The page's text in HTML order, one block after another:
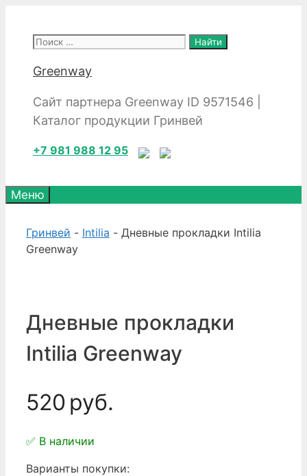
содержимому
Поиск:
Greenway
Сайт партнера Greenway ID 9571546 |
Каталог продукции Гринвей
+7 981 988 12 95
Меню
Гринвей - Intilia - Дневные прокладки Intilia
Greenway
Дневные прокладки
Intilia Greenway
520 руб.
✅ В наличии
Варианты покупки: